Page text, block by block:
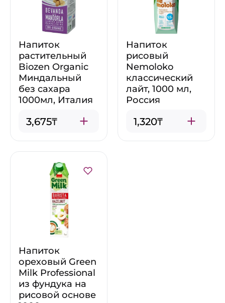
Напиток
растительный
Biozen Organic
Миндальный
без сахара
1000мл, Италия
3,675₸
Напиток
рисовый
Nemoloko
классический
лайт, 1000 мл,
Россия
1,320₸
Напиток
ореховый Green
Milk Professional
из фундука на
рисовой основе